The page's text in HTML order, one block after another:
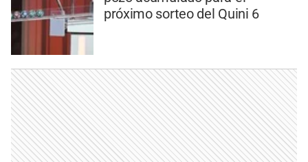
próximo sorteo del Quini 6